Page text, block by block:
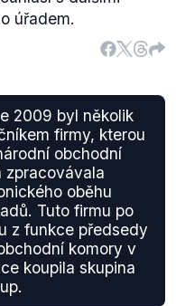
úřadem.
2009 byl několik
firmy, kterou
obchodní
zpracovávala
oběhu
Tuto firmu po
z funkce předsedy
komory v
koupila skupina